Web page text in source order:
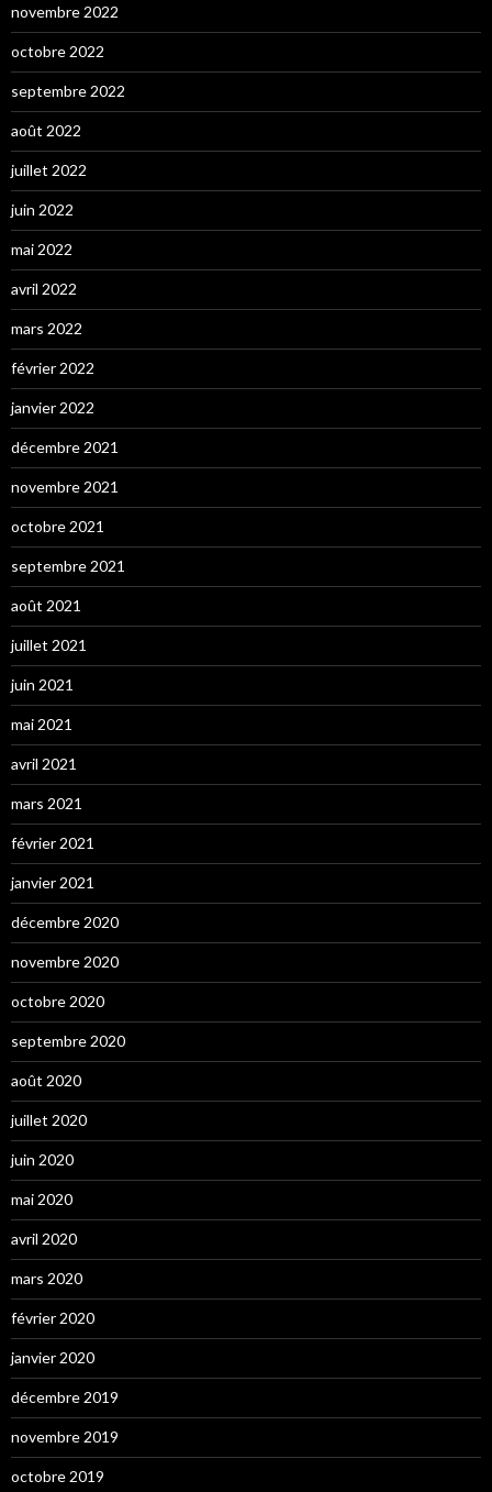
novembre 2022
octobre 2022
septembre 2022
août 2022
juillet 2022
juin 2022
mai 2022
avril 2022
mars 2022
février 2022
janvier 2022
décembre 2021
novembre 2021
octobre 2021
septembre 2021
août 2021
juillet 2021
juin 2021
mai 2021
avril 2021
mars 2021
février 2021
janvier 2021
décembre 2020
novembre 2020
octobre 2020
septembre 2020
août 2020
juillet 2020
juin 2020
mai 2020
avril 2020
mars 2020
février 2020
janvier 2020
décembre 2019
novembre 2019
octobre 2019